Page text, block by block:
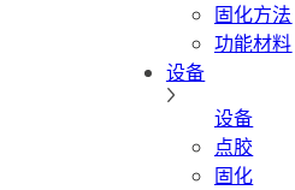
固化方法
功能材料
设备
设备
点胶
固化